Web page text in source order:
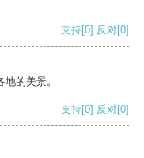
支持[0] 反对[0]
的美景。
支持[0] 反对[0]